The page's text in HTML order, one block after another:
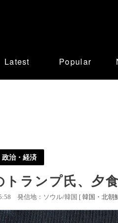
Latest Popular
政治・経済
トランプ氏、夕
発信地：ソウル/韓国 [ 韓国・北朝